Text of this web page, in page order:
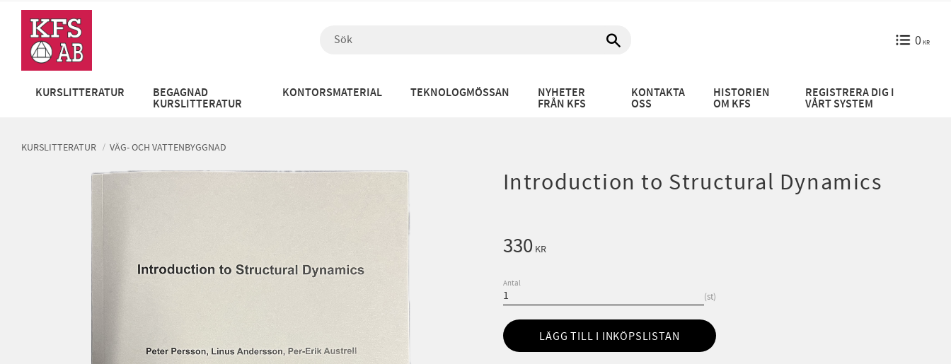
0KR
KURSLITTERATUR BEGAGNAD
KURSLITTERATUR
KONTORSMATERIAL TEKNOLOGMÖSSAN NYHETER
FRÅN KFS
KONTAKTA
OSS
HISTORIEN
OM KFS
REGISTRERA DIG I
VÅRT SYSTEM
KURSLITTERATUR VÄG- OCH VATTENBYGGNAD
Introduction to Structural Dynamics
330KR
Antal
st
LÄGG TILL I INKÖPSLISTAN